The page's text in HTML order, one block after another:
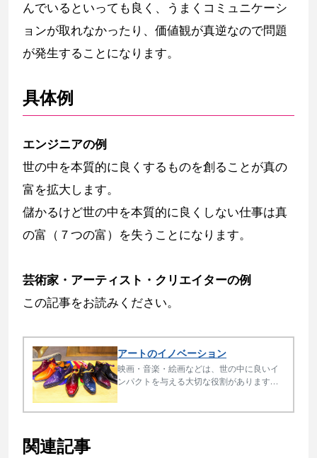
んでいるといっても良く、うまくコミュニケーシ
ョンが取れなかったり、価値観が真逆なので問題
が発生することになります。
具体例
エンジニアの例
世の中を本質的に良くするものを創ることが真の
富を拡大します。
儲かるけど世の中を本質的に良くしない仕事は真
の富（７つの富）を失うことになります。
芸術家・アーティスト・クリエイターの例
この記事をお読みください。
アートのイノベーション
映画・音楽・絵画などは、世の中に良いイ
ンパクトを与える大切な役割があります。
関連記事